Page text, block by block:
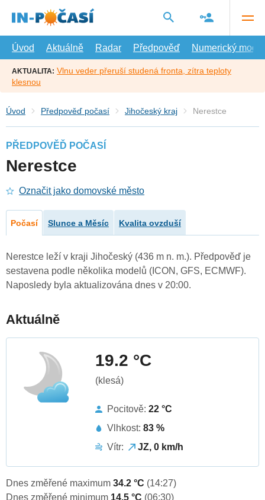
hlavní
Úvod
Aktuálně Radar Předpověď Numerický model
AKTUALITA: Vlnu veder přeruší studená fronta, zítra teploty
klesnou
Úvod Předpověď počasí Jihočeský kraj Nerestce
PŘEDPOVĚĎ POČASÍ
Nerestce
Označit jako domovské město
Počasí Slunce a Měsíc Kvalita ovzduší
Nerestce leží v kraji Jihočeský (436 m n. m.). Předpověď je
sestavena podle několika modelů (ICON, GFS, ECMWF).
Naposledy byla aktualizována dnes v 20:00.
Aktuálně
19.2 °C
(klesá)
Pocitově: 22 °C
Vlhkost: 83 %
Vítr:
JZ, 0 km/h
Dnes změřené maximum 34.2 °C (14:27)
Dnes změřené minimum 14.5 °C (06:30)